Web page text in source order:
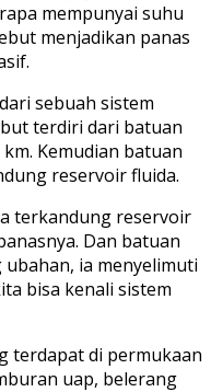
mempunyai suhu
menjadikan panas
sebuah sistem
terdiri dari batuan
Kemudian batuan
reservoir fluida.
terkandung reservoir
Dan batuan
ia menyelimuti
bisa kenali sistem
terdapat di permukaan
uap, belerang